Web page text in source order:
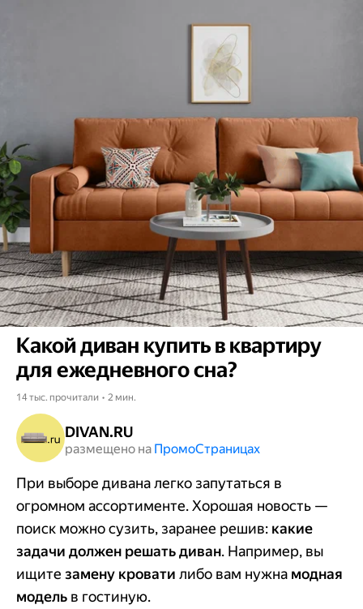
Какой диван купить в квартиру
для ежедневного сна?
14 тыс. прочитали • 2 мин.
DIVAN.RU
размещено на Промо​​​​​​​Страницах
При выборе дивана легко запутаться в
огромном ассортименте. Хорошая новость —
поиск можно сузить, заранее решив: какие
задачи должен решать диван. Например, вы
ищите замену кровати либо вам нужна модная
модель в гостиную.